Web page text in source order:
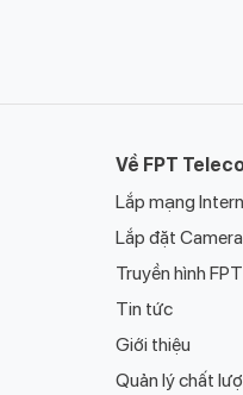
Về FPT
Lắp mạng
Lắp đặt Camera
Truyền hình FPT
Tin tức
Giới thiệu
Quản lý chất